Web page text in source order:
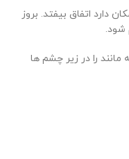
دارد اتفاق بیفتد. بروز
شود.
را در زیر چشم ها